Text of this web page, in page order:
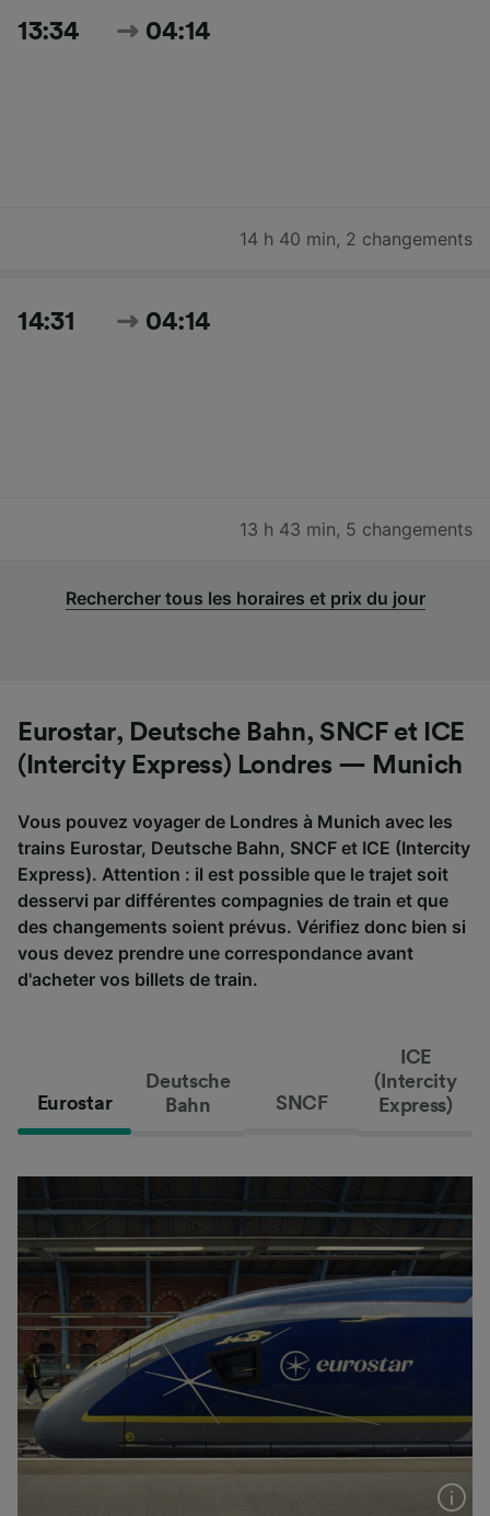
13:34 04:14
14 h 40 min, 2 changements
14:31 04:14
13 h 43 min, 5 changements
Rechercher tous les horaires et prix du jour
Eurostar, Deutsche Bahn, SNCF et ICE
(Intercity Express) Londres — Munich
Vous pouvez voyager de Londres à Munich avec les
trains Eurostar, Deutsche Bahn, SNCF et ICE (Intercity
Express). Attention : il est possible que le trajet soit
desservi par différentes compagnies de train et que
des changements soient prévus. Vérifiez donc bien si
vous devez prendre une correspondance avant
d'acheter vos billets de train.
Eurostar
Deutsche
Bahn
SNCF
ICE
(Intercity
Express)